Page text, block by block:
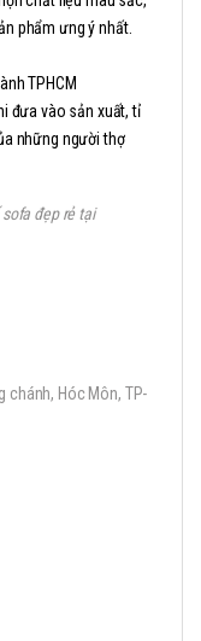
phẩm ưng ý nhất.
TPHCM
đưa vào sản xuất, tỉ
những người thợ
đẹp rẻ tại
chánh, Hóc Môn, TP-